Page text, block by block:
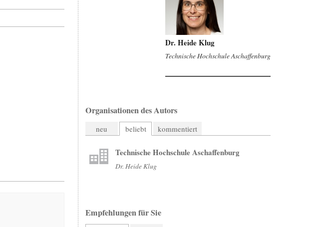
Dr. Heide Klug
Technische Hochschule Aschaffenburg
Organisationen des Autors
neu beliebt kommentiert
Technische Hochschule Aschaffenburg
Dr. Heide Klug
Empfehlungen für Sie